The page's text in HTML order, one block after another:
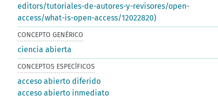
editors/tutoriales-de-autores-y-revisores/open-
access/what-is-open-access/12022820)
CONCEPTO GENÉRICO
ciencia abierta
CONCEPTOS ESPECÍFICOS
acceso abierto diferido
acceso abierto inmediato